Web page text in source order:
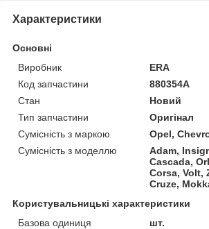
Характеристики
Основні
Виробник
ERA
Код запчастини
880354A
Стан
Новий
Тип запчастини
Оригінал
Сумісність з маркою
Opel,
Сумісність з моделлю
Adam,
Cascada,
Corsa, Volt,
Cruze,
Користувальницькі характеристики
Базова одиниця
шт.